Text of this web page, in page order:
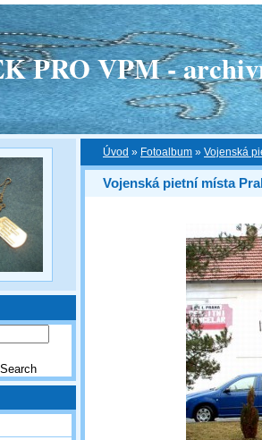
PRO VPM -
Úvod » Fotoalbum » Vojenská
Vojenská pietní místa